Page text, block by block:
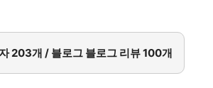
203개 / 블로그 블로그 리뷰 100개